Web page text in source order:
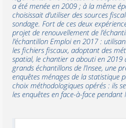
a été menée en 2009 ; à la même
choisissait d’utiliser des sources
sondage. Fort de ces deux
projet de renouvellement de
l’échantillon Emploi en 2017 :
les fichiers fiscaux, adoptant des
spatial, le chantier a abouti en
grands échantillons de l’Insee, une
enquêtes ménages de la statistique
choix méthodologiques opérés : ils
les enquêtes en face-à-face pendant